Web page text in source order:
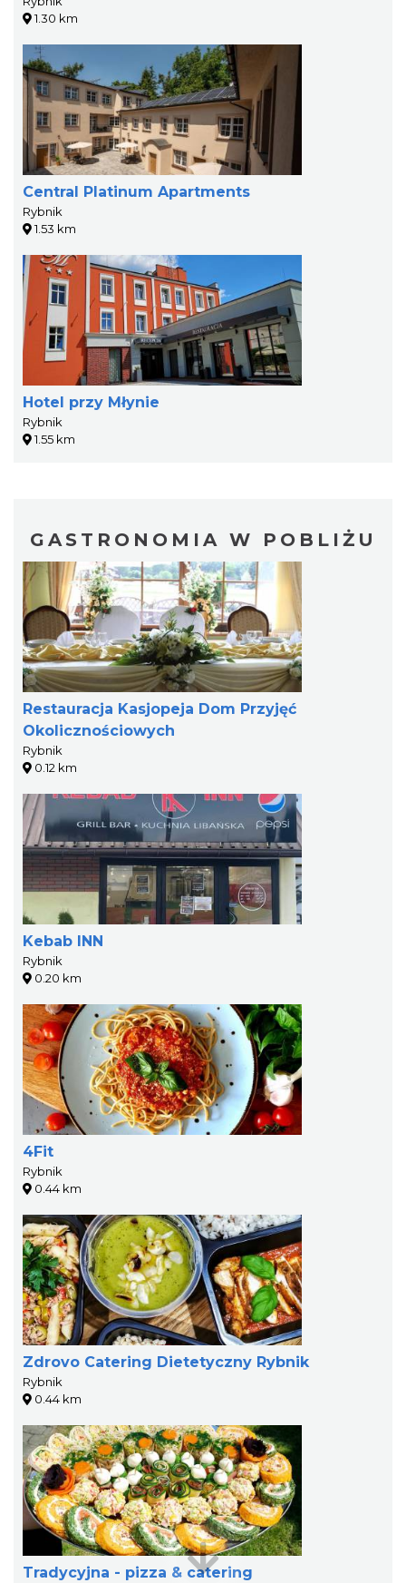
1.30 km
Central Platinum Apartments
Rybnik
1.53 km
Hotel przy Młynie
Rybnik
1.55 km
GASTRONOMIA W POBLIŻU
Restauracja Kasjopeja Dom Przyjęć
Okolicznościowych
Rybnik
0.12 km
Kebab INN
Rybnik
0.20 km
4Fit
Rybnik
0.44 km
Zdrovo Catering Dietetyczny Rybnik
Rybnik
0.44 km
Tradycyjna - pizza & catering